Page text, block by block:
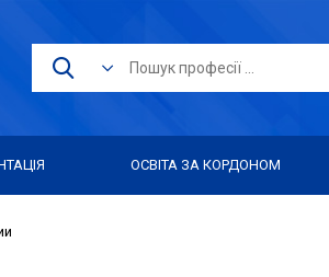
ОСВІТА ЗА КОРДОНОМ